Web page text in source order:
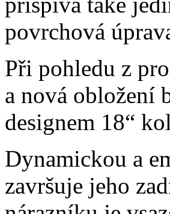
povrchová
Při pohledu z
a nová obložení
designem 18“
Dynamickou a
završuje jeho